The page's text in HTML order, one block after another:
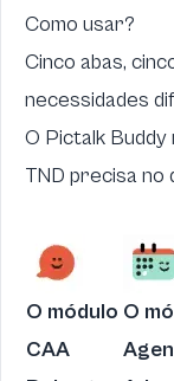
Como usar?
Cinco abas,
necessidades
O Pictalk
TND precisa no
O módulo
CAA
O